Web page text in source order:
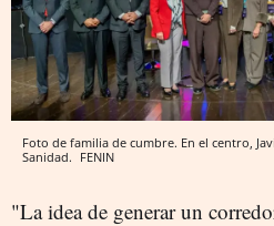
Foto de familia de cumbre. En el centro,
Sanidad. FENIN
"La idea de generar un